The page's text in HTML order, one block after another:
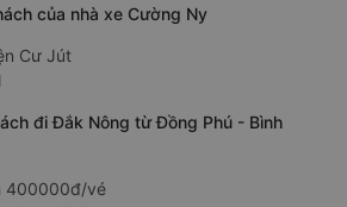
của nhà xe Cường Ny
Cư Jút
đi Đắk Nông từ Đồng Phú - Bình
400000đ/vé